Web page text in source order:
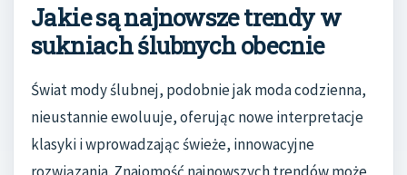
Jakie są najnowsze trendy w
sukniach ślubnych obecnie
Świat mody ślubnej, podobnie jak moda codzienna,
nieustannie ewoluuje, oferując nowe interpretacje
klasyki i wprowadzając świeże, innowacyjne